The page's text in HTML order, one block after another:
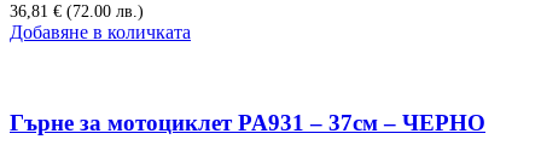
36,81 € (72.00 лв.)
Добавяне в количката
Гърне за мотоциклет PA931 – 37см – ЧЕРНО